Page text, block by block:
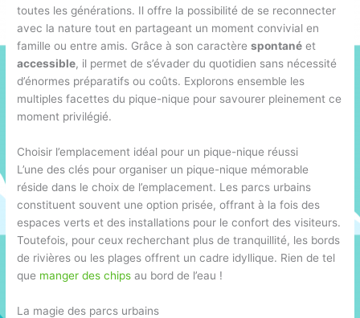
toutes les générations. Il offre la possibilité de se reconnecter
avec la nature tout en partageant un moment convivial en
famille ou entre amis. Grâce à son caractèrespontané et
accessible, il permet de s’évader du quotidien sans nécessité
d’énormes préparatifs ou coûts. Explorons ensemble les
multiples facettes du pique-nique pour savourer pleinement ce
moment privilégié.
Choisir l’emplacement idéal pour un pique-nique réussi
L’une des clés pour organiser un pique-nique mémorable
réside dans le choix de l’emplacement. Les parcs urbains
constituent souvent une option prisée, offrant à la fois des
espaces verts et des installations pour le confort des visiteurs.
Toutefois, pour ceux recherchant plus de tranquillité, les bords
de rivières ou les plages offrent un cadre idyllique. Rien de tel
que manger des chips au bord de l’eau !
La magie des parcs urbains